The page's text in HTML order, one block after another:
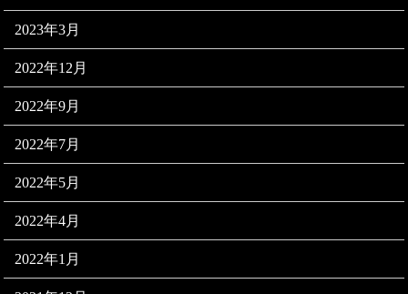
2023年3月
2022年12月
2022年9月
2022年7月
2022年5月
2022年4月
2022年1月